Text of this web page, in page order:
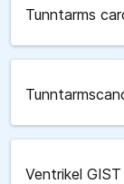
Tunntarms
Ventrikel GIST